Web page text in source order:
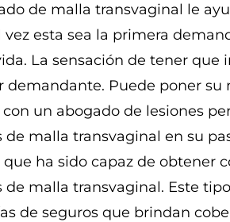
de malla transvaginal le
vez esta sea la primera
La sensación de tener que
demandante. Puede poner
un abogado de lesiones
de malla transvaginal en su
que ha sido capaz de obtener
de malla transvaginal. Este
de seguros que brindan